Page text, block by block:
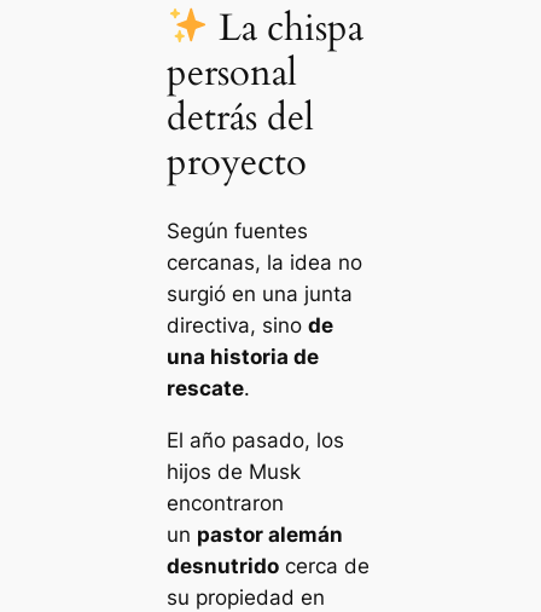
La chispa
personal
detrás del
proyecto
Según fuentes
cercanas, la idea no
surgió en una junta
directiva, sino de
una historia de
rescate.
El año pasado, los
hijos de Musk
encontraron
un pastor alemán
desnutridocerca de
su propiedad en